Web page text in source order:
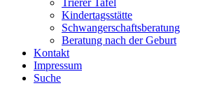
Trierer Tafel
Kindertagsstätte
Schwangerschaftsberatung
Beratung nach der Geburt
Kontakt
Impressum
Suche